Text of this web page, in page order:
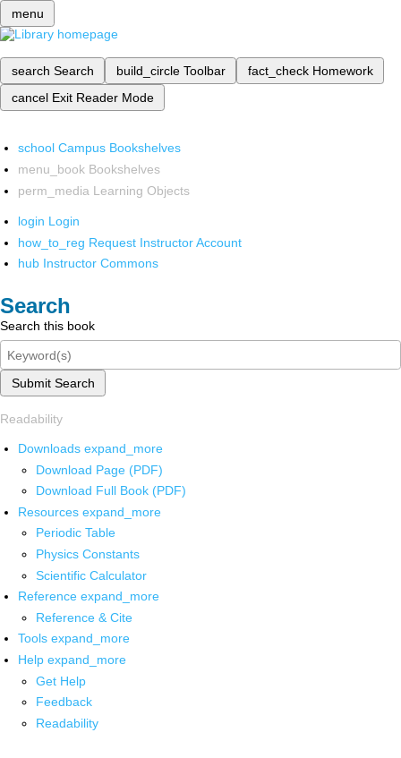
menu
search Search build_circle Toolbar fact_check Homework
cancel Exit Reader Mode
school Campus Bookshelves
menu_book Bookshelves
perm_media Learning Objects
login Login
how_to_reg Request Instructor Account
hub Instructor Commons
Search
Search this book
Submit Search
Readability
Downloads expand_more
Download Page (PDF)
Download Full Book (PDF)
Resources expand_more
Periodic Table
Physics Constants
Scientific Calculator
Reference expand_more
Reference & Cite
Tools expand_more
Help expand_more
Get Help
Feedback
Readability